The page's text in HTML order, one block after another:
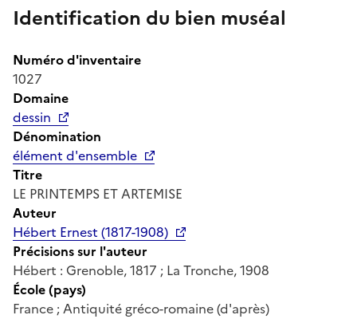
Identification du bien muséal
Numéro d'inventaire
1027
Domaine
dessin
Dénomination
élément d'ensemble
Titre
LE PRINTEMPS ET ARTEMISE
Auteur
Hébert Ernest (1817-1908)
Précisions sur l'auteur
Hébert : Grenoble, 1817 ; La Tronche, 1908
École (pays)
France ; Antiquité gréco-romaine (d'après)